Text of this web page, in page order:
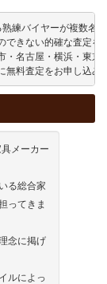
熟練バイヤーが複数
できない的確な査定を
名古屋・横浜・東
無料査定をお申し込み
メーカー
る総合家
ってきま
念に掲げ
ルによっ